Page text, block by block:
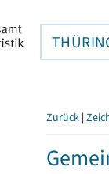
Zurück |